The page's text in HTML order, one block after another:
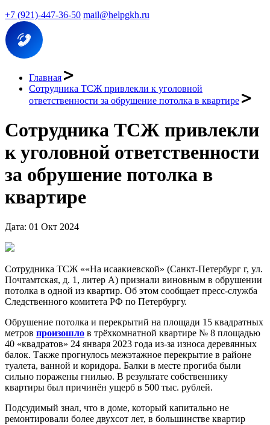
+7 (921)-447-36-50 mail@helpgkh.ru
Главная
Сотрудника ТСЖ привлекли к уголовной
ответственности за обрушение потолка в квартире
Сотрудника ТСЖ привлекли
к уголовной ответственности
за обрушение потолка в
квартире
Дата: 01 Окт 2024
Сотрудника ТСЖ ««На исаакиевской» (Санкт-Петербург г, ул.
Почтамтская, д. 1, литер А) признали виновным в обрушении
потолка в одной из квартир. Об этом сообщает пресс-служба
Следственного комитета РФ по Петербургу.
Обрушение потолка и перекрытий на площади 15 квадратных
метров произошло в трёхкомнатной квартире № 8 площадью
40 «квадратов» 24 января 2023 года из-за износа деревянных
балок. Также прогнулось межэтажное перекрытие в районе
туалета, ванной и коридора. Балки в месте прогиба были
сильно поражены гнилью. В результате собственнику
квартиры был причинён ущерб в 500 тыс. рублей.
Подсудимый знал, что в доме, который капитально не
ремонтировали более двухсот лет, в большинстве квартир